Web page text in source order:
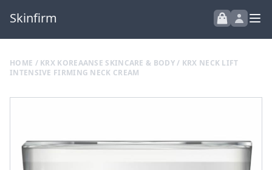
Skinfirm
HOME / KRX KOREAANSE SKINCARE & BODY/ KRX NECK LIFT
INTENSIVE FIRMING NECK CREAM